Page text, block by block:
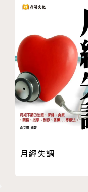
最完備的個人化
★完整解析「六大
等275種以上營養
檔」（如鈣質搭配
知的毒性、相剋性
引起的症狀。
★個人化食療的完
營養素，選擇適合
食菜單、採買分量
大化。並針對現代
腸躁症、憂鬱症、
脂質的代謝
醣類的消化與吸收
醣類的代謝
何謂膳食纖維？
膳食纖維於體內的
維生素
維生素的消化與吸收
礦物質
礦物質的促進吸收
第二章 特殊的機能
月經失調